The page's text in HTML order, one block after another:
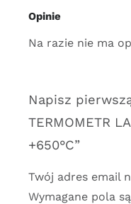
Opinie
Na razie nie ma
Napisz
TERMOMETR
+650°C”
Twój adres email
Wymagane pola